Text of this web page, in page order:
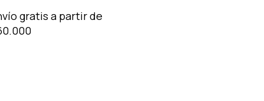
gratis a partir de